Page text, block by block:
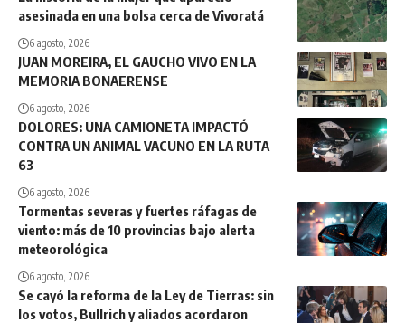
asesinada en una bolsa cerca de Vivoratá
6 agosto, 2026
JUAN MOREIRA, EL GAUCHO VIVO EN LA
MEMORIA BONAERENSE
6 agosto, 2026
DOLORES: UNA CAMIONETA IMPACTÓ
CONTRA UN ANIMAL VACUNO EN LA RUTA
63
6 agosto, 2026
Tormentas severas y fuertes ráfagas de
viento: más de 10 provincias bajo alerta
meteorológica
6 agosto, 2026
Se cayó la reforma de la Ley de Tierras: sin
los votos, Bullrich y aliados acordaron